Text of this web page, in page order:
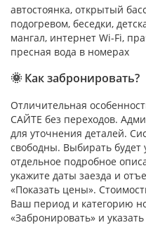
автостоянка, открытый
подогревом, беседки,
мангал, интернет Wi-Fi,
пресная вода в номерах
🌞 Как забронировать?
Отличительная
САЙТЕ без переходов.
для уточнения деталей.
свободны. Выбирать
отдельное подробное
укажите даты заезда и
«Показать цены».
Ваш период и категорию
«Забронировать» и